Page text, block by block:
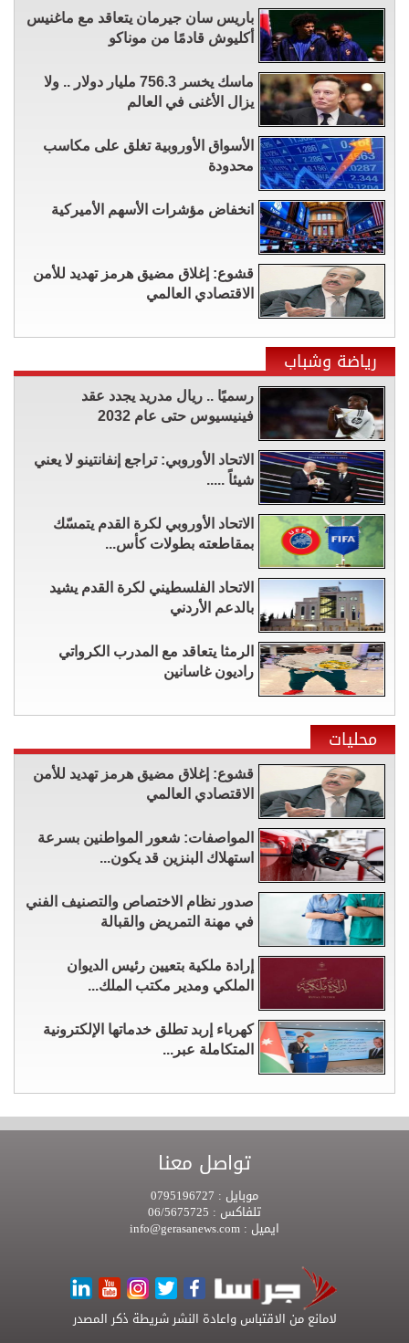
باريس سان جيرمان يتعاقد مع ماغنيس
أكليوش قادمًا من موناكو
ماسك يخسر 756.3 مليار دولار .. ولا
يزال الأغنى في العالم
الأسواق الأوروبية تغلق على مكاسب
محدودة
انخفاض مؤشرات الأسهم الأميركية
قشوع: إغلاق مضيق هرمز تهديد للأمن
الاقتصادي العالمي
رياضة وشباب
رسميًا .. ريال مدريد يجدد عقد
فينيسيوس حتى عام 2032
الاتحاد الأوروبي: تراجع إنفانتينو لا يعني
شيئاً .....
الاتحاد الأوروبي لكرة القدم يتمسّك
بمقاطعته بطولات كأس...
الاتحاد الفلسطيني لكرة القدم يشيد
بالدعم الأردني
الرمثا يتعاقد مع المدرب الكرواتي
راديون غاسانين
محليات
قشوع: إغلاق مضيق هرمز تهديد للأمن
الاقتصادي العالمي
المواصفات: شعور المواطنين بسرعة
استهلاك البنزين قد يكون...
صدور نظام الاختصاص والتصنيف الفني
في مهنة التمريض والقبالة
إرادة ملكية بتعيين رئيس الديوان
الملكي ومدير مكتب الملك...
كهرباء إربد تطلق خدماتها الإلكترونية
المتكاملة عبر...
تواصل معنا
موبايل :
تلفاكس :
ايميل :
لامانع من الاقتباس واعادة النشر شريطة ذكر المصدر